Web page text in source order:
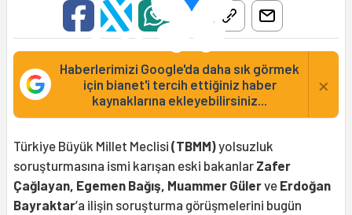
Haberlerimizi Google'da daha sık görmek
için bianet'i tercih ettiğiniz haber
kaynaklarına ekleyebilirsiniz...
×
Türkiye Büyük Millet Meclisi (TBMM)yolsuzluk
soruşturmasına ismi karışan eski bakanlar Zafer
Çağlayan, Egemen Bağış, Muammer Gülerve Erdoğan
Bayraktar’a ilişin soruşturma görüşmelerini bugün